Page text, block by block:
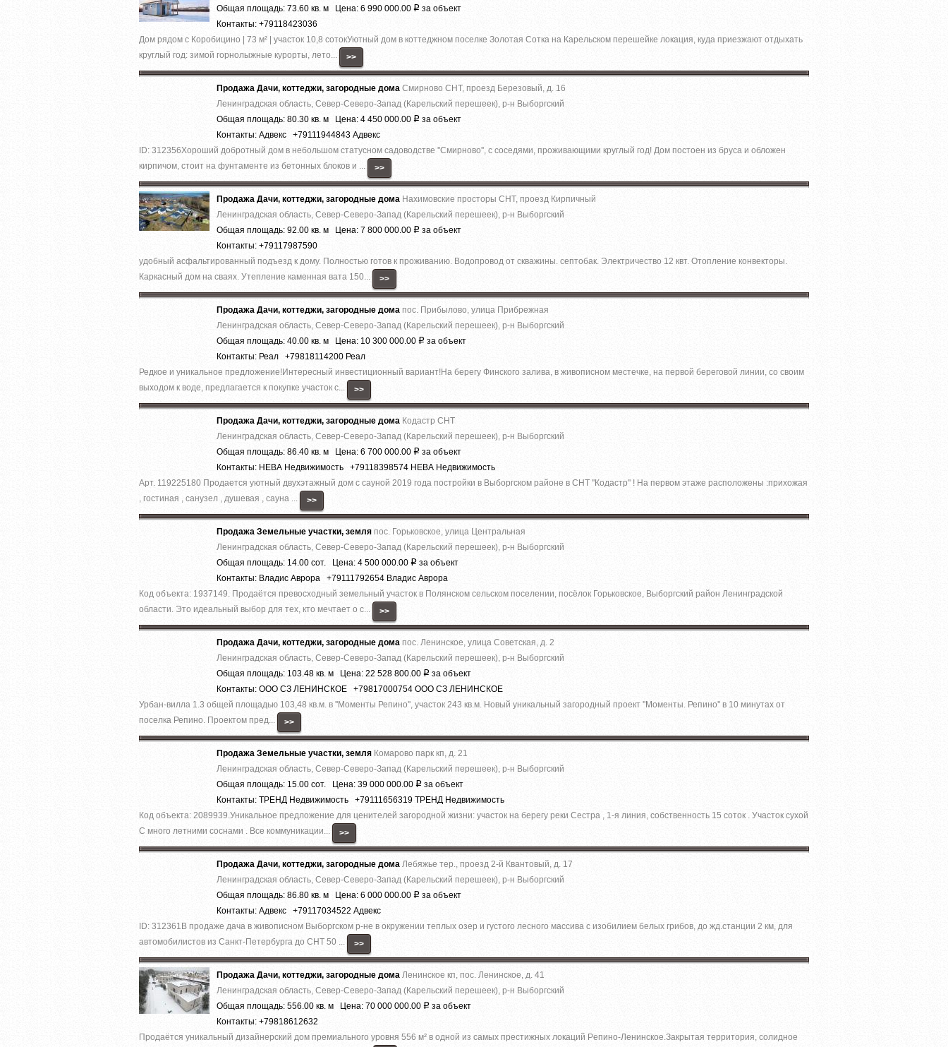
Общая площадь: 73.60 кв. м Цена: 6 990 000.00 Р за объект
Контакты: +79118423036
Дом рядом с Коробицино | 73 м² | участок 10,8 сотокУютный дом в коттеджном поселке Золотая Сотка на Карельском перешейке локация, куда приезжают отдыхать
круглый год: зимой горнолыжные курорты, лето...
>>
Продажа Дачи, коттеджи, загородные дома Смирново СНТ, проезд Березовый, д. 16
Ленинградская область, Север-Северо-Запад (Карельский перешеек), р-н Выборгский
Общая площадь: 80.30 кв. м Цена: 4 450 000.00 Р за объект
Контакты: Адвекс +79111944843 Адвекс
ID: 312356Хороший добротный дом в небольшом статусном садоводстве ''Смирново'', с соседями, проживающими круглый год! Дом постоен из бруса и обложен
кирпичом, стоит на фунтаменте из бетонных блоков и ...
>>
Продажа Дачи, коттеджи, загородные дома Нахимовские просторы СНТ, проезд Кирпичный
Ленинградская область, Север-Северо-Запад (Карельский перешеек), р-н Выборгский
Общая площадь: 92.00 кв. м Цена: 7 800 000.00 Р за объект
Контакты: +79117987590
удобный асфальтированный подъезд к дому. Полностью готов к проживанию. Водопровод от скважины. септобак. Электричество 12 квт. Отопление конвекторы.
Каркасный дом на сваях. Утепление каменная вата 150...
>>
Продажа Дачи, коттеджи, загородные дома пос. Прибылово, улица Прибрежная
Ленинградская область, Север-Северо-Запад (Карельский перешеек), р-н Выборгский
Общая площадь: 40.00 кв. м Цена: 10 300 000.00 Р за объект
Контакты: Реал +79818114200 Реал
Редкое и уникальное предложение!Интересный инвестиционный вариант!На берегу Финского залива, в живописном местечке, на первой береговой линии, со своим
выходом к воде, предлагается к покупке участок с...
>>
Продажа Дачи, коттеджи, загородные дома Кодастр СНТ
Ленинградская область, Север-Северо-Запад (Карельский перешеек), р-н Выборгский
Общая площадь: 86.40 кв. м Цена: 6 700 000.00 Р за объект
Контакты: НЕВА Недвижимость +79118398574 НЕВА Недвижимость
Арт. 119225180 Продается уютный двухэтажный дом с сауной 2019 года постройки в Выборгском районе в СНТ ''Кодастр'' ! На первом этаже расположены :прихожая
, гостиная , санузел , душевая , сауна ...
>>
Продажа Земельные участки, земля пос. Горьковское, улица Центральная
Ленинградская область, Север-Северо-Запад (Карельский перешеек), р-н Выборгский
Общая площадь: 14.00 сот. Цена: 4 500 000.00 Р за объект
Контакты: Владис Аврора +79111792654 Владис Аврора
Код объекта: 1937149. Продаётся превосходный земельный участок в Полянском сельском поселении, посёлок Горьковское, Выборгский район Ленинградской
области. Это идеальный выбор для тех, кто мечтает о с...
>>
Продажа Дачи, коттеджи, загородные дома пос. Ленинское, улица Советская, д. 2
Ленинградская область, Север-Северо-Запад (Карельский перешеек), р-н Выборгский
Общая площадь: 103.48 кв. м Цена: 22 528 800.00 Р за объект
Контакты: ООО СЗ ЛЕНИНСКОЕ +79817000754 ООО СЗ ЛЕНИНСКОЕ
Урбан-вилла 1.3 общей площадью 103,48 кв.м. в ''Моменты Репино'', участок 243 кв.м. Новый уникальный загородный проект ''Моменты. Репино'' в 10 минутах от
поселка Репино. Проектом пред...
>>
Продажа Земельные участки, земля Комарово парк кп, д. 21
Ленинградская область, Север-Северо-Запад (Карельский перешеек), р-н Выборгский
Общая площадь: 15.00 сот. Цена: 39 000 000.00 Р за объект
Контакты: ТРЕНД Недвижимость +79111656319 ТРЕНД Недвижимость
Код объекта: 2089939.Уникальное предложение для ценителей загородной жизни: участок на берегу реки Сестра , 1-я линия, собственность 15 соток . Участок сухой
С много летними соснами . Все коммуникации...
>>
Продажа Дачи, коттеджи, загородные дома Лебяжье тер., проезд 2-й Квантовый, д. 17
Ленинградская область, Север-Северо-Запад (Карельский перешеек), р-н Выборгский
Общая площадь: 86.80 кв. м Цена: 6 000 000.00 Р за объект
Контакты: Адвекс +79117034522 Адвекс
ID: 312361В продаже дача в живописном Выборгском р-не в окружении теплых озер и густого лесного массива с изобилием белых грибов, до жд.станции 2 км, для
автомобилистов из Санкт-Петербурга до СНТ 50 ...
>>
Продажа Дачи, коттеджи, загородные дома Ленинское кп, пос. Ленинское, д. 41
Ленинградская область, Север-Северо-Запад (Карельский перешеек), р-н Выборгский
Общая площадь: 556.00 кв. м Цена: 70 000 000.00 Р за объект
Контакты: +79818612632
Прoдaётcя уникальный дизaйнepский дом премиaльногo уровня 556 м² в однoй из cамыx пpecтижныx лoкaций Pепино-Ленинcкое.Зaкpытая теppитория, cолиднoе